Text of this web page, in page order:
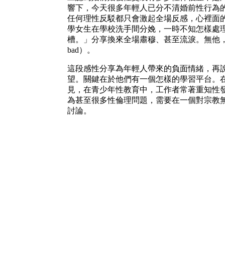
響下，今天很多年輕人已分不清婚前性行為
任何理性反駁都只會激起全場反感，心裡面
學女生在學校洗手間分娩，一時不知怎樣處
槽。」分享換來全場肅穆、甚至流淚。無他
bad）。
這段感性分享為年輕人帶來的負面情緒，再
望。關鍵在於他們有一個怎樣的學習平台。
見，在青少年性教育中，工作者常著重知
為甚至很多性倫理問題，需要在一個對宗教
討論。